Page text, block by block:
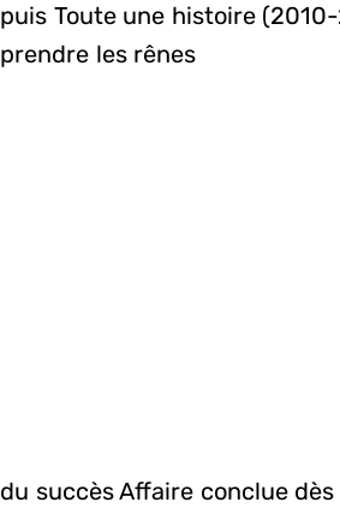
puis Toute une histoire
prendre les rênes
du succès Affaire conclue